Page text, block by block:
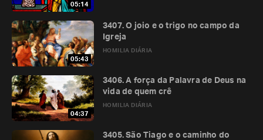
05:14
05:43
HOMILIA DIÁRIA
3407. O joio e o trigo no campo da
Igreja
04:37
HOMILIA DIÁRIA
3406. A força da Palavra de Deus na
vida de quem crê
3405. São Tiago e o caminho do